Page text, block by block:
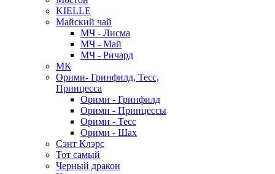
KIELLE
Майский чай
МЧ - Лисма
МЧ - Май
МЧ - Ричард
МК
Орими- Гринфилд, Тесс,
Принцесса
Орими - Гринфилд
Орими - Принцессы
Орими - Тесс
Орими - Шах
Сэнт Клэрс
Тот самый
Черный дракон